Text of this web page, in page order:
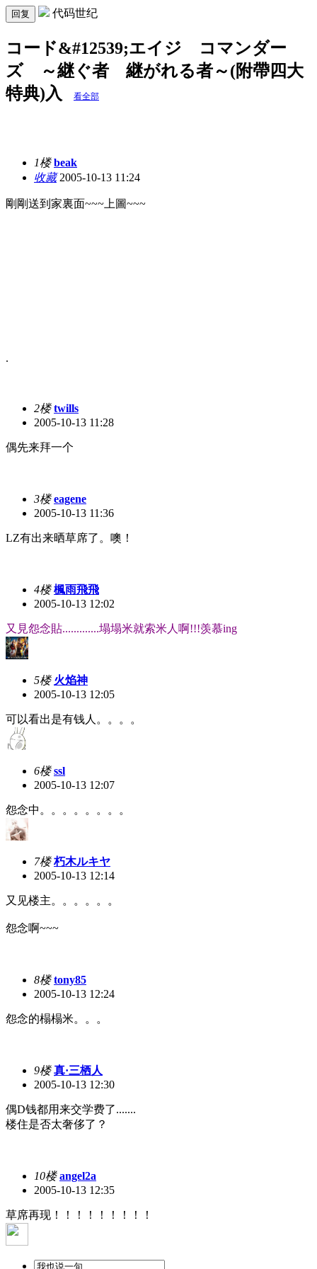
回复 代码世纪
コード&#12539;エイジ コマンダー
ズ ～継ぐ者 継がれる者～(附帶四大
特典)入
看全部
1楼 beak
收藏2005-10-13 11:24
剛剛送到家裏面~~~上圖~~~
.
2楼 twills
2005-10-13 11:28
偶先来拜一个
3楼 eagene
2005-10-13 11:36
LZ有出来晒草席了。噢！
4楼 楓雨飛飛
2005-10-13 12:02
又見怨念貼.............塌塌米就索米人啊!!!羡慕ing
5楼 火焰神
2005-10-13 12:05
可以看出是有钱人。。。。
6楼 ssl
2005-10-13 12:07
怨念中。。。。。。。。
7楼 朽木ルキヤ
2005-10-13 12:14
又见楼主。。。。。。
怨念啊~~~
8楼 tony85
2005-10-13 12:24
怨念的榻榻米。。。
9楼 真·三栖人
2005-10-13 12:30
偶D钱都用来交学费了.......
楼住是否太奢侈了？
10楼 angel2a
2005-10-13 12:35
草席再现！！！！！！！！！